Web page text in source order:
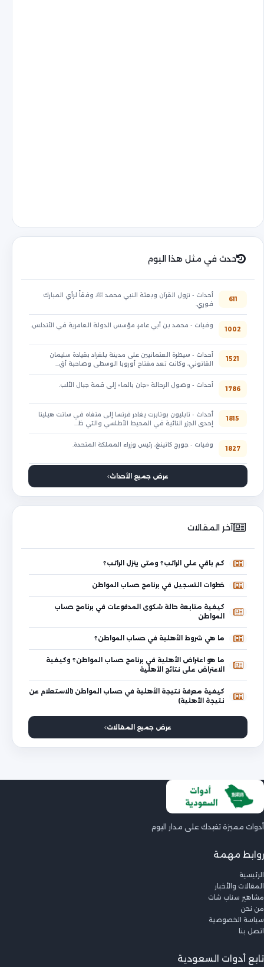
حدث في مثل هذا اليوم
611
أحداث - نزول القرآن وبعثة النبي محمد ﷺ، وفقاً لرأي المبارك
فوري.
1002
وفيات - محمد بن أبي عامر، مؤسس الدولة العامرية في الأندلس.
1521
أحداث - سيطرة العثمانيين على مدينة بلغراد بقيادة سليمان
القانوني، وكانت تعد مفتاح أوروبا الوسطى وصاحبة أق…
1786
أحداث - وصول الرحالة «جان بالما» إلى قمة جبال الألب.
1815
أحداث - نابليون بونابرت يغادر فرنسا إلى منفاه في سانت هيلينا
إحدى الجزر النائية في المحيط الأطلسي والتي ظ…
1827
وفيات - جورج كانينغ، رئيس وزراء المملكة المتحدة.
عرض جميع الأحداث
آخر المقالات
كم باقي على الراتب؟ ومتى ينزل الراتب؟
خطوات التسجيل في برنامج حساب المواطن
كيفية متابعة حالة شكوى المدفوعات في برنامج حساب
المواطن
ما هي شروط الأهلية في حساب المواطن؟
ما هو اعتراض الأهلية في برنامج حساب المواطن؟ وكيفية
الاعتراض على نتائج الأهلية
كيفية معرفة نتيجة الأهلية في حساب المواطن (الاستعلام عن
نتيجة الأهلية)
عرض جميع المقالات
أدوات مميزة تفيدك على مدار اليوم
روابط مهمة
الرئيسية
المقالات والأخبار
مشاهير سناب شات
من نحن
سياسة الخصوصية
اتصل بنا
تابع أدوات السعودية